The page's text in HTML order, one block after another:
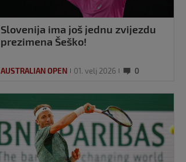
Slovenija ima još jednu zvijezdu
prezimena Šeško!
AUSTRALIAN OPEN 01. velj 2026 0